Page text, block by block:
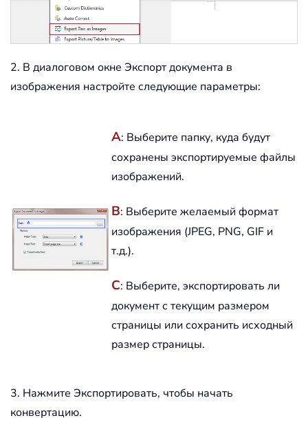
2. В диалоговом окне Экспорт документа в
изображения настройте следующие параметры:
A: Выберите папку, куда будут
сохранены экспортируемые файлы
изображений.
B: Выберите желаемый формат
изображения (JPEG, PNG, GIF и
т.д.).
C: Выберите, экспортировать ли
документ с текущим размером
страницы или сохранить исходный
размер страницы.
3. Нажмите Экспортировать, чтобы начать
конвертацию.